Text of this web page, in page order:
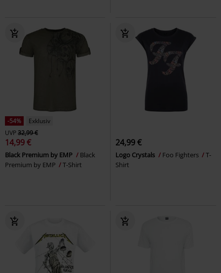
-54%
Exklusiv
UVP32,99 €
14,99 €
Black Premium by EMP
Black
Premium by EMP
T-Shirt
24,99 €
Logo Crystals Foo Fighters
T-
Shirt